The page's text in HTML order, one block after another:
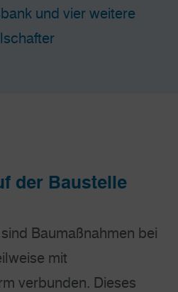
und vier weitere
der Baustelle
Baumaßnahmen bei
mit
verbunden. Dieses